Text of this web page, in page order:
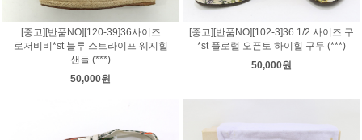
[중고][반품NO][120-39]36사이즈
로저비비*st 블루 스트라이프 웨지힐
샌들 (***)
50,000원
[중고][반품NO][102-3]36 1/2 사이즈 구
*st 플로럴 오픈토 하이힐 구두 (***)
50,000원